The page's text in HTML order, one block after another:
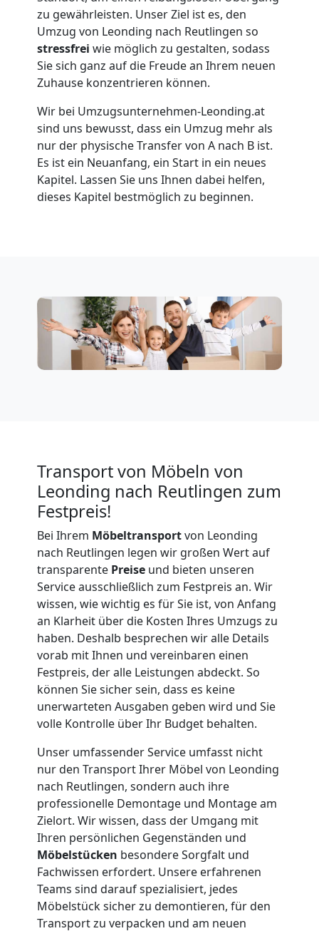
zu gewährleisten. Unser Ziel ist es, den
Umzug von Leonding nach Reutlingen so
stressfrei wie möglich zu gestalten, sodass
Sie sich ganz auf die Freude an Ihrem neuen
Zuhause konzentrieren können.
Wir bei Umzugsunternehmen-Leonding.at
sind uns bewusst, dass ein Umzug mehr als
nur der physische Transfer von A nach B ist.
Es ist ein Neuanfang, ein Start in ein neues
Kapitel. Lassen Sie uns Ihnen dabei helfen,
dieses Kapitel bestmöglich zu beginnen.
Transport von Möbeln von
Leonding nach Reutlingen zum
Festpreis!
Bei Ihrem Möbeltransportvon Leonding
nach Reutlingen legen wir großen Wert auf
transparente Preise und bieten unseren
Service ausschließlich zum Festpreis an. Wir
wissen, wie wichtig es für Sie ist, von Anfang
an Klarheit über die Kosten Ihres Umzugs zu
haben. Deshalb besprechen wir alle Details
vorab mit Ihnen und vereinbaren einen
Festpreis, der alle Leistungen abdeckt. So
können Sie sicher sein, dass es keine
unerwarteten Ausgaben geben wird und Sie
volle Kontrolle über Ihr Budget behalten.
Unser umfassender Service umfasst nicht
nur den Transport Ihrer Möbel von Leonding
nach Reutlingen, sondern auch ihre
professionelle Demontage und Montage am
Zielort. Wir wissen, dass der Umgang mit
Ihren persönlichen Gegenständen und
Möbelstücken besondere Sorgfalt und
Fachwissen erfordert. Unsere erfahrenen
Teams sind darauf spezialisiert, jedes
Möbelstück sicher zu demontieren, für den
Transport zu verpacken und am neuen
Umzug
für
Senioren
Leonding
Leonding
Firmenumzug
Leonding
Leonding
Expressumzug
Leonding
Tragehilfe
Leonding
Kleiner
Umzug
Leonding
Küchenumzug
Leonding
Umzug